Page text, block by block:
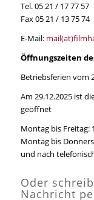
Tel. 05 21 / 17 77 57
Fax 05 21 / 13 75 74
E-Mail:
Öffnungszeiten
Betriebsferien vom
Am 29.12.2025 ist
geöffnet
Montag bis Freitag:
Montag bis
und nach
Oder
Nachricht